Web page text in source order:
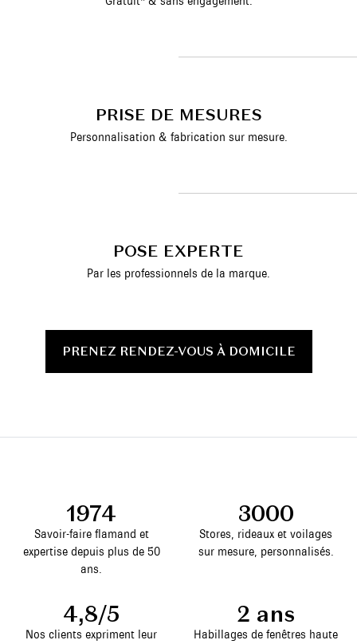
PRISE DE MESURES
Personnalisation & fabrication sur mesure.
POSE EXPERTE
Par les professionnels de la marque.
PRENEZ RENDEZ-VOUS À DOMICILE
1974
Savoir-faire flamand et
expertise depuis plus de 50
ans.
3000
Stores, rideaux et voilages
sur mesure, personnalisés.
4,8/5
Nos clients expriment leur
2 ans
Habillages de fenêtres haute